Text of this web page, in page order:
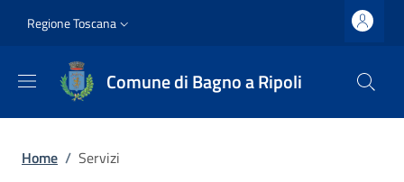
Slim top
Regione Toscana
Comune di Bagno a Ripoli
Briciole di pane
Home / Servizi